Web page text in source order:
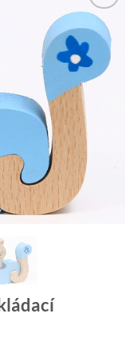
Přidat k
oblíbeným